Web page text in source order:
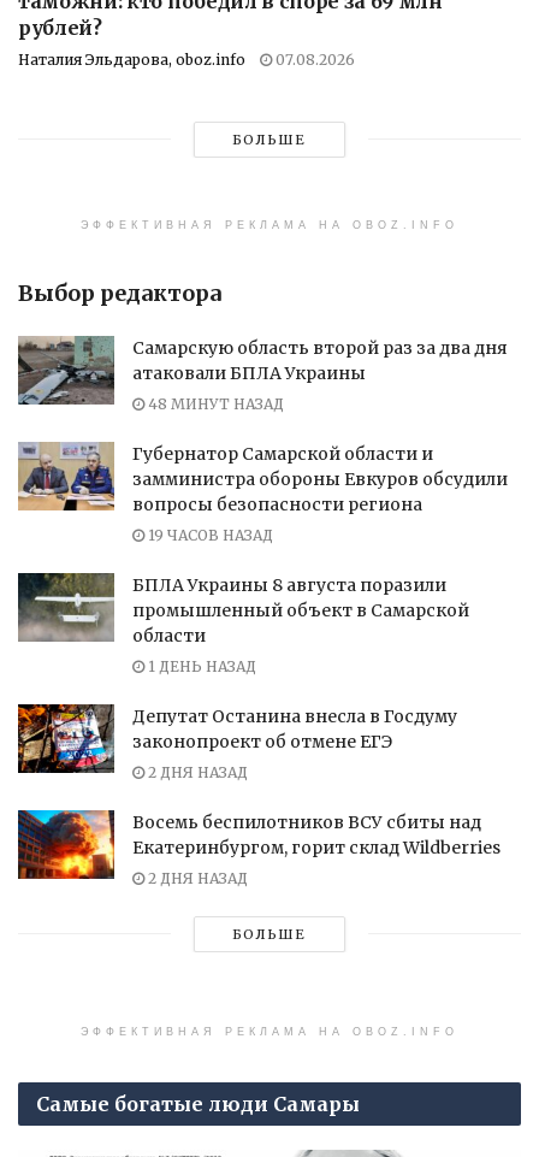
рублей?
Наталия Эльдарова, oboz.info 07.08.2026
БОЛЬШЕ
ЭФФЕКТИВНАЯ РЕКЛАМА НА OBOZ.INFO
Выбор редактора
Самарскую область второй раз за два дня
атаковали БПЛА Украины
48 МИНУТ НАЗАД
Губернатор Самарской области и
замминистра обороны Евкуров обсудили
вопросы безопасности региона
19 ЧАСОВ НАЗАД
БПЛА Украины 8 августа поразили
промышленный объект в Самарской
области
1 ДЕНЬ НАЗАД
Депутат Останина внесла в Госдуму
законопроект об отмене ЕГЭ
2 ДНЯ НАЗАД
Восемь беспилотников ВСУ сбиты над
Екатеринбургом, горит склад Wildberries
2 ДНЯ НАЗАД
БОЛЬШЕ
ЭФФЕКТИВНАЯ РЕКЛАМА НА OBOZ.INFO
Самые богатые люди Самары